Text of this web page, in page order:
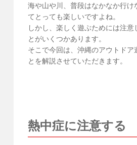
海や山や川、普段はなかなか行け
てとっても楽しいですよね。
しかし、楽しく遊ぶためには注意
とがいくつかあります。
そこで今回は、沖縄のアウトドア
とを解説させていただきます。
熱中症に注意する